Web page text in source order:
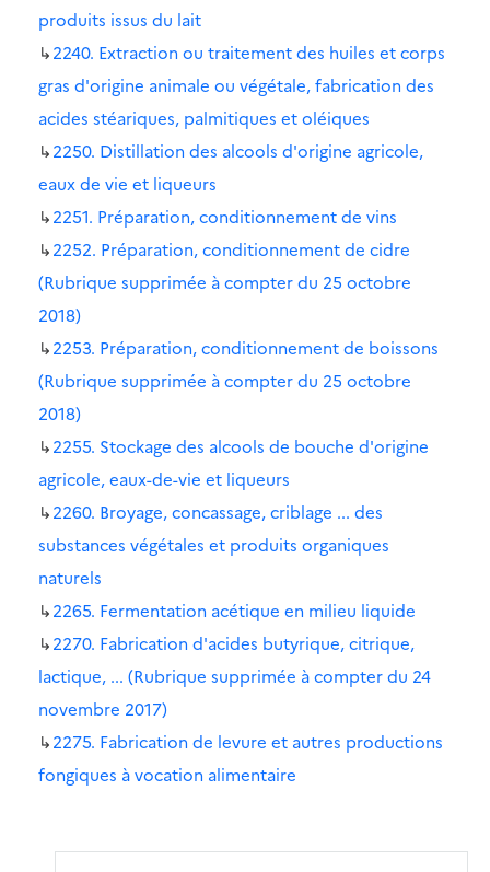
produits issus du lait
↳2240. Extraction ou traitement des huiles et corps
gras d'origine animale ou végétale, fabrication des
acides stéariques, palmitiques et oléiques
↳2250. Distillation des alcools d'origine agricole,
eaux de vie et liqueurs
↳2251. Préparation, conditionnement de vins
↳2252. Préparation, conditionnement de cidre
(Rubrique supprimée à compter du 25 octobre
2018)
↳2253. Préparation, conditionnement de boissons
(Rubrique supprimée à compter du 25 octobre
2018)
↳2255. Stockage des alcools de bouche d'origine
agricole, eaux-de-vie et liqueurs
↳2260. Broyage, concassage, criblage ... des
substances végétales et produits organiques
naturels
↳2265. Fermentation acétique en milieu liquide
↳2270. Fabrication d'acides butyrique, citrique,
lactique, ... (Rubrique supprimée à compter du 24
novembre 2017)
↳2275. Fabrication de levure et autres productions
fongiques à vocation alimentaire